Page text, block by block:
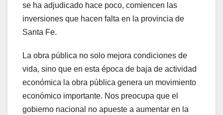
se ha adjudicado hace poco, comiencen las
inversiones que hacen falta en la provincia de
Santa Fe.
La obra pública no solo mejora condiciones de
vida, sino que en esta época de baja de actividad
económica la obra pública genera un movimiento
económico importante. Nos preocupa que el
gobierno nacional no apueste a aumentar en la